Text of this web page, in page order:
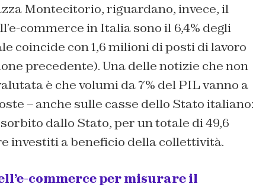
Montecitorio, riguardano, invece, il
commerce in Italia sono il 6,4% degli
coincide con 1,6 milioni di posti di lavoro
precedente). Una delle notizie che non
è che volumi da 7% del PIL vanno a
– anche sulle casse dello Stato italiano:
dallo Stato, per un totale di 49,6
investiti a beneficio della collettività.
commerce per misurare il